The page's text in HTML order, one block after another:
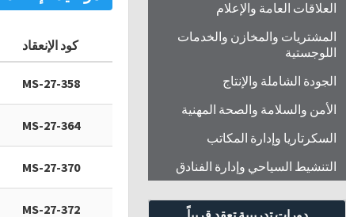
العلاقات العامة والإعلام
المشتريات والمخازن والخدمات
اللوجستية
الجودة الشاملة والإنتاج
الأمن والسلامة والصحة المهنية
السكرتاريا وإدارة المكاتب
التنشيط السياحي وإدارة الفنادق
كود الإنعقاد
MS-27-358
MS-27-364
MS-27-370
MS-27-372